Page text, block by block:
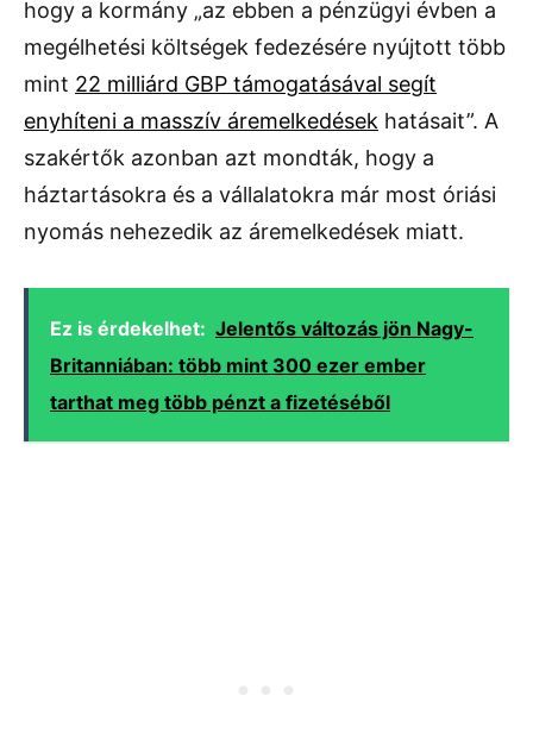
hogy a kormány „az ebben a pénzügyi évben a
megélhetési költségek fedezésére nyújtott több
mint 22 milliárd GBP támogatásával segít
enyhíteni a masszív áremelkedések hatásait”. A
szakértők azonban azt mondták, hogy a
háztartásokra és a vállalatokra már most óriási
nyomás nehezedik az áremelkedések miatt.
Ez is érdekelhet: Jelentős változás jön Nagy-
Britanniában: több mint 300 ezer ember
tarthat meg több pénzt a fizetéséből